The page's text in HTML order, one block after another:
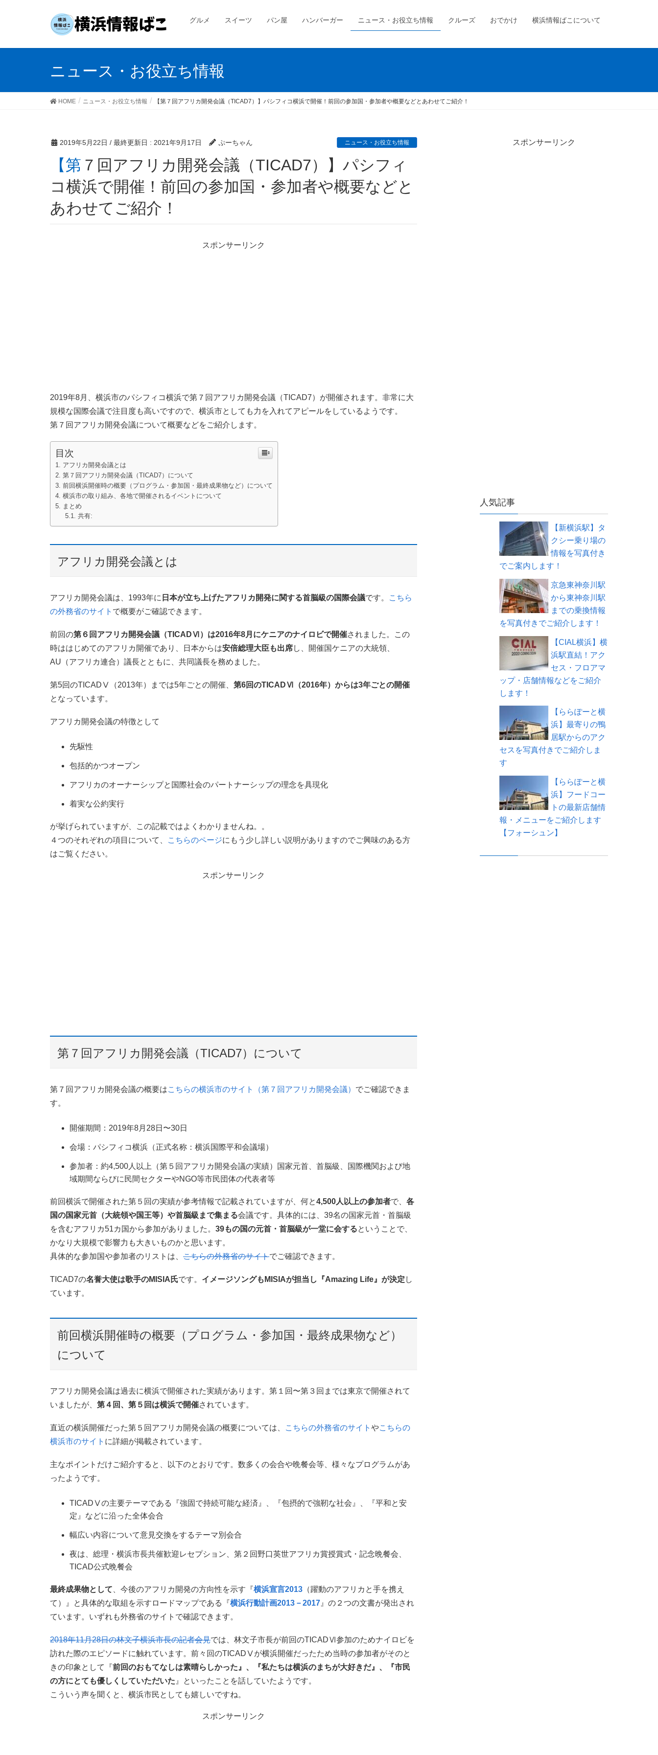
グルメ スイーツ パン屋 ハンバーガー ニュース・お役立ち情報 クルーズ おでかけ 横浜情報ばこについて
ニュース・お役立ち情報
HOME ニュース・お役立ち情報 【第７回アフリカ開発会議（TICAD7）】パシフィコ横浜で開催！前回の参加国・参加者や概要などとあわせてご紹介！
2019年5月22日 / 最終更新日 : 2021年9月17日 ぷーちゃん ニュース・お役立ち情報
【第７回アフリカ開発会議（TICAD7）】パシフィ
コ横浜で開催！前回の参加国・参加者や概要などと
あわせてご紹介！
スポンサーリンク
2019年8月、横浜市のパシフィコ横浜で第７回アフリカ開発会議（TICAD7）が開催されます。非常に大
規模な国際会議で注目度も高いですので、横浜市としても力を入れてアピールをしているようです。
第７回アフリカ開発会議について概要などをご紹介します。
目次
アフリカ開発会議とは
第７回アフリカ開発会議（TICAD7）について
前回横浜開催時の概要（プログラム・参加国・最終成果物など）について
横浜市の取り組み、各地で開催されるイベントについて
まとめ
共有:
アフリカ開発会議とは
アフリカ開発会議は、1993年に 日本が立ち上げたアフリカ開発に関する首脳級の国際会議です。
こちら
の外務省のサイト で概要がご確認できます。
前回の第６回アフリカ開発会議（TICADⅥ）は2016年8月にケニアのナイロビで開催されました。この
時ははじめてのアフリカ開催であり、日本からは安倍総理大臣も出席し、開催国ケニアの大統領、
AU（アフリカ連合）議長とともに、共同議長を務めました。
第5回のTICADⅤ（2013年）までは5年ごとの開催、 第6回のTICADⅥ（2016年）からは3年ごとの開催
となっています。
アフリカ開発会議の特徴として
先駆性
包括的かつオープン
アフリカのオーナーシップと国際社会のパートナーシップの理念を具現化
着実な公約実行
が挙げられていますが、この記載ではよくわかりませんね。。
４つのそれぞれの項目について、
こちらのページにもう少し詳しい説明がありますのでご興味のある方
はご覧ください。
スポンサーリンク
第７回アフリカ開発会議（TICAD7）について
第７回アフリカ開発会議の概要はこちらの横浜市のサイト （第７回アフリカ開発会議） でご確認できま
す。
開催期間：2019年8月28日〜30日
会場：パシフィコ横浜（正式名称：横浜国際平和会議場）
参加者：約4,500人以上（第５回アフリカ開発会議の実績）国家元首、首脳級、国際機関および地
域期間ならびに民間セクターやNGO等市民団体の代表者等
前回横浜で開催された第５回の実績が参考情報で記載されていますが、何と4,500人以上の参加者で、 各
国の国家元首（大統領や国王等）や首脳級まで集まる会議です。具体的には、39名の国家元首・首脳級
を含むアフリカ51カ国から参加がありました。 39もの国の元首・首脳級が一堂に会するということで、
かなり大規模で影響力も大きいものかと思います。
具体的な参加国や参加者のリストは、 こちらの外務省のサイトでご確認できます。
TICAD7の名誉大使は歌手のMISIA氏です。 イメージソングもMISIAが担当し『Amazing Life』が決定 し
ています。
前回横浜開催時の概要（プログラム・参加国・最終成果物など）
について
アフリカ開発会議は過去に横浜で開催された実績があります。第１回〜第３回までは東京で開催されて
いましたが、 第４回、第５回は横浜で開催されています。
直近の横浜開催だった第５回アフリカ開発会議の概要については、 こちらの外務省のサイト やこちらの
横浜市のサイト に詳細が掲載されています。
主なポイントだけご紹介すると、以下のとおりです。数多くの会合や晩餐会等、様々なプログラムがあ
ったようです。
TICADⅤの主要テーマである『強固で持続可能な経済』、『包摂的で強靭な社会』、『平和と安
定』などに沿った全体会合
幅広い内容について意見交換をするテーマ別会合
夜は、総理・横浜市長共催歓迎レセプション、第２回野口英世アフリカ賞授賞式・記念晩餐会、
TICAD公式晩餐会
最終成果物として 、今後のアフリカ開発の方向性を示す『横浜宣言2013 （躍動のアフリカと手を携え
て）』と具体的な取組を示すロードマップである『横浜行動計画2013－2017 』の２つの文書が発出され
ています。いずれも外務省のサイトで確認できます。
2018年11月28日の林文子横浜市長の記者会見では、林文子市長が前回のTICADⅥ参加のためナイロビを
訪れた際のエピソードに触れています。前々回のTICADⅤが横浜開催だったため当時の参加者がそのと
きの印象として『前回のおもてなしは素晴らしかった』、『私たちは横浜のまちが大好きだ』、『市民
の方にとても優しくしていただいた 』といったことを話していたようです。
こういう声を聞くと、横浜市民としても嬉しいですね。
スポンサーリンク
スポンサーリンク
人気記事
【新横浜駅】タ
クシー乗り場の
情報を写真付き
でご案内します！
京急東神奈川駅
から東神奈川駅
までの乗換情報
を写真付きでご紹介します！
【CIAL横浜】横
浜駅直結！アク
セス・フロアマ
ップ・店舗情報などをご紹介
します！
【ららぽーと横
浜】最寄りの鴨
居駅からのアク
セスを写真付きでご紹介しま
す
【ららぽーと横
浜】フードコー
トの最新店舗情
報・メニューをご紹介します
【フォーシュン】